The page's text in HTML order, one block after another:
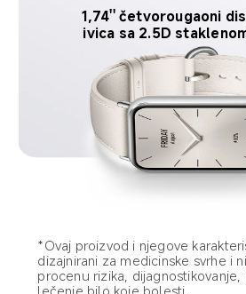
1,74'' četvorougaoni
ivica sa 2.5D
*Ovaj proizvod i njegove
dizajnirani za medicinske svrhe i
procenu rizika,